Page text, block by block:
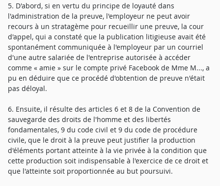
5. D'abord, si en vertu du principe de loyauté dans
l'administration de la preuve, l'employeur ne peut avoir
recours à un stratagème pour recueillir une preuve, la cour
d'appel, qui a constaté que la publication litigieuse avait été
spontanément communiquée à l'employeur par un courriel
d'une autre salariée de l'entreprise autorisée à accéder
comme « amie » sur le compte privé Facebook de Mme M..., a
pu en déduire que ce procédé d'obtention de preuve n'était
pas déloyal.
6. Ensuite, il résulte des articles 6 et 8 de la Convention de
sauvegarde des droits de l'homme et des libertés
fondamentales, 9 du code civil et 9 du code de procédure
civile, que le droit à la preuve peut justifier la production
d'éléments portant atteinte à la vie privée à la condition que
cette production soit indispensable à l'exercice de ce droit et
que l'atteinte soit proportionnée au but poursuivi.